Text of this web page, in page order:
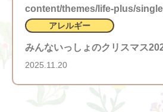
content/themes/life-plus/
アレルギー
みんないっしょのクリスマス
2025.11.20